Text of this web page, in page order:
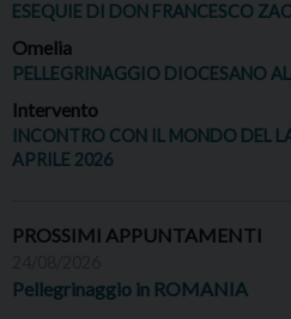
ESEQUIE DI DON FRANCESCO
Omelia
PELLEGRINAGGIO DIOCESANO
Intervento
INCONTRO CON IL MONDO DEL
APRILE 2026
PROSSIMI APPUNTAMENTI
Pellegrinaggio in ROMANIA